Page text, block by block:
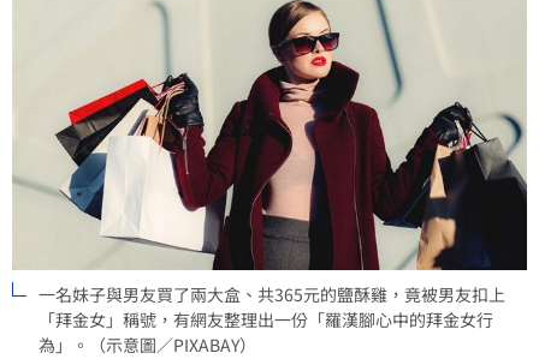
一名妹子與男友買了兩大盒、共365元的鹽酥雞，竟被男友扣上
「拜金女」稱號，有網友整理出一份「羅漢腳心中的拜金女行
為」。（示意圖／PIXABAY）